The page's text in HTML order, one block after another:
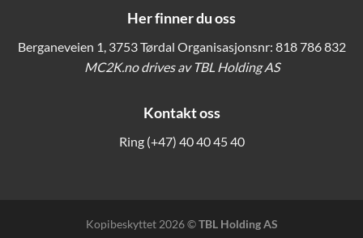
Her finner du oss
Berganeveien 1, 3753 Tørdal Organisasjonsnr: 818 786 832
MC2K.no drives av TBL Holding AS
Kontakt oss
Ring (+47) 40 40 45 40
Kopibeskyttet 2026 ©TBL Holding AS